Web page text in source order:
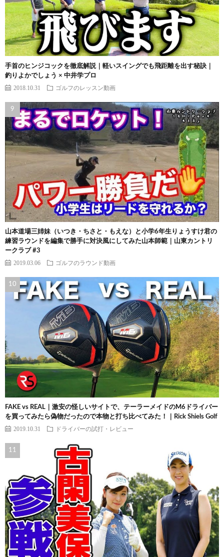
手首のヒンジコックを徹底解説｜軽いスイングでも飛距離を出す秘訣｜
釣りよかでしょう × 中井学プロ
2018.10.31 ゴルフのレッスン動画
山本道場三姉妹（いつき・ちさと・もえな）と小学6年生りょうすけ君の
練習ラウンドを編集で勝手に対決風にしてみた山本師範｜山東カントリ
ークラブ #3
2019.03.06 ゴルフのラウンド動画
FAKE vs REAL｜激安の怪しいサイトで、テーラーメイドのM6ドライバー
を買ってみたら偽物だったので本物と打ち比べてみた！｜Rick Shiels Golf
2019.10.31 ドライバーの試打・レビュー